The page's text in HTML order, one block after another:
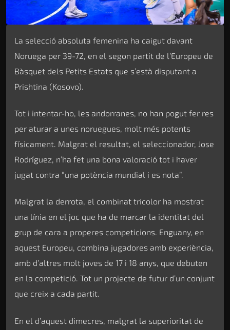
La selecció absoluta femenina ha caigut davant
Noruega per 39-72, en el segon partit de l’Europeu de
Bàsquet dels Petits Estats que s’està disputant a
Prishtina (Kosovo).
Tot i intentar-ho, les andorranes, no han pogut fer res
per aturar a unes noruegues, molt més potents
físicament. Malgrat el resultat, el seleccionador, Jose
Rodríguez, n’ha fet una bona valoració tot i haver
jugat contra “una potència mundial i es nota”.
Malgrat la derrota, el combinat tricolor ha mostrat
una línia en el joc que ha de marcar la identitat del
grup de cara a properes competicions. Enguany, en
aquest Europeu, combina jugadores amb experiència,
amb d’altres molt joves de 17 i 18 anys, que debuten
en la competició. Tot un projecte de futur d’un conjunt
que creix a cada partit.
En el d’aquest dimecres, malgrat la superioritat de